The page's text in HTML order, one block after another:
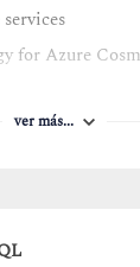
for Azure
Cosmos DB for
DevOps
ver más...